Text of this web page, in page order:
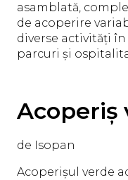
asamblată,
de acoperire
diverse activități
parcuri și
Acoperiș
de Isopan
Acoperișul verde